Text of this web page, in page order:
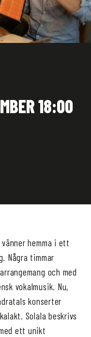
18:00
hemma i ett
Några timmar
och med
vokalmusik. Nu,
konserter
Solala beskrivs
ett unikt